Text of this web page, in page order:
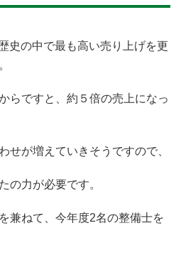
史の中で最も高い売り上げを更
らですと、約５倍の売上になっ
せが増えていきそうですので、
の力が必要です。
兼ねて、今年度2名の整備士を